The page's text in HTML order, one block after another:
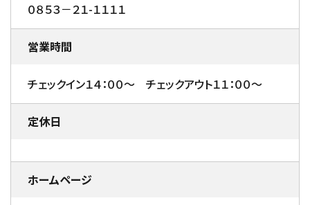
０８５３－２１-１１１１
営業時間
チェックイン１４：００～ チェックアウト１１：００～
定休日
ホームページ